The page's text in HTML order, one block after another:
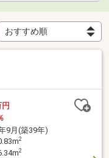
9月(築39年)
2
2